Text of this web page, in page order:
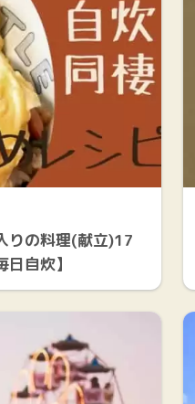
りの料理(献立)17
自炊】